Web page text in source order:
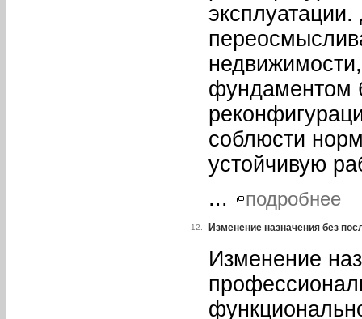
фундаментом
соблюсти
устойчивую
...
подробнее
12. Изменение назначения без
Изменение